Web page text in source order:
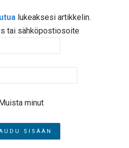
lukeaksesi artikkelin.
tai sähköpostiosoite
minut